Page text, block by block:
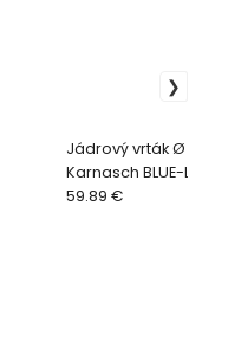
Jádrový vrták Ø 27
Karnasch BLUE-LINE
59.89 €